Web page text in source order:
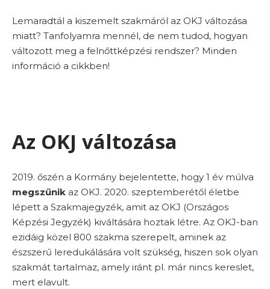
Lemaradtál a kiszemelt szakmáról az OKJ változása
miatt? Tanfolyamra mennél, de nem tudod, hogyan
változott meg a felnőttképzési rendszer? Minden
információ a cikkben!
Az OKJ változása
2019. őszén a Kormány bejelentette, hogy 1 év múlva
megszűnik az OKJ. 2020. szeptemberétől életbe
lépett a Szakmajegyzék, amit az OKJ (Országos
Képzési Jegyzék) kiváltására hoztak létre. Az OKJ-ban
ezidáig közel 800 szakma szerepelt, aminek az
észszerű leredukálására volt szükség, hiszen sok olyan
szakmát tartalmaz, amely iránt pl. már nincs kereslet,
mert elavult.